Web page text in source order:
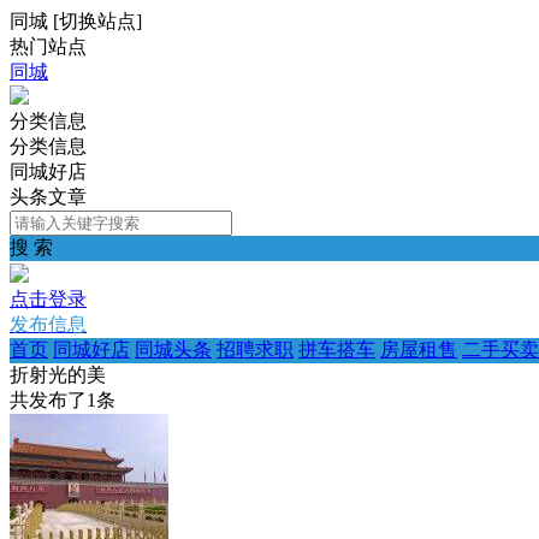
同城 [切换站点]
热门站点
同城
分类信息
分类信息
同城好店
头条文章
搜 索
点击登录
发布信息
首页 同城好店 同城头条 招聘求职 拼车搭车 房屋租售 二手买卖
折射光的美
共发布了1条